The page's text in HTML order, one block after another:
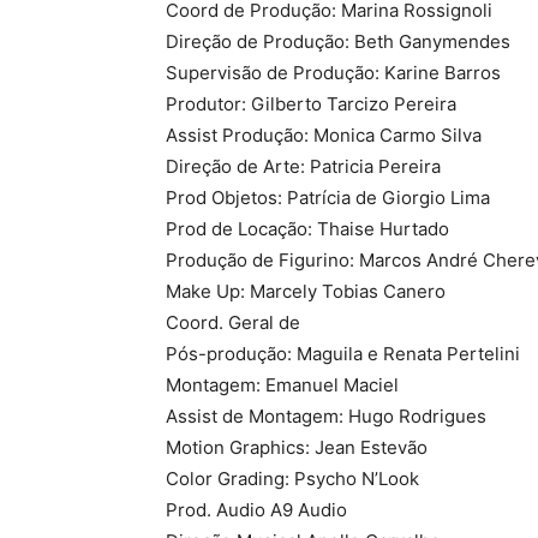
Coord de Produção: Marina Rossignoli
Direção de Produção: Beth Ganymendes
Supervisão de Produção: Karine Barros
Produtor: Gilberto Tarcizo Pereira
Assist Produção: Monica Carmo Silva
Direção de Arte: Patricia Pereira
Prod Objetos: Patrícia de Giorgio Lima
Prod de Locação: Thaise Hurtado
Produção de Figurino: Marcos André
Make Up: Marcely Tobias Canero
Coord. Geral de
Pós-produção: Maguila e Renata Pertelini
Montagem: Emanuel Maciel
Assist de Montagem: Hugo Rodrigues
Motion Graphics: Jean Estevão
Color Grading: Psycho N’Look
Prod. Audio A9 Audio